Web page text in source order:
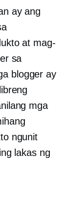
ay ang
at mag-
sa
blogger ay
mga
ngunit
lakas ng